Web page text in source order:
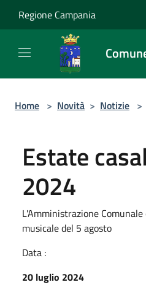
Regione Campania
Home > Novità > Notizie >
Estate
2024
L'Amministrazione
musicale del 5 agosto
Data :
20 luglio 2024